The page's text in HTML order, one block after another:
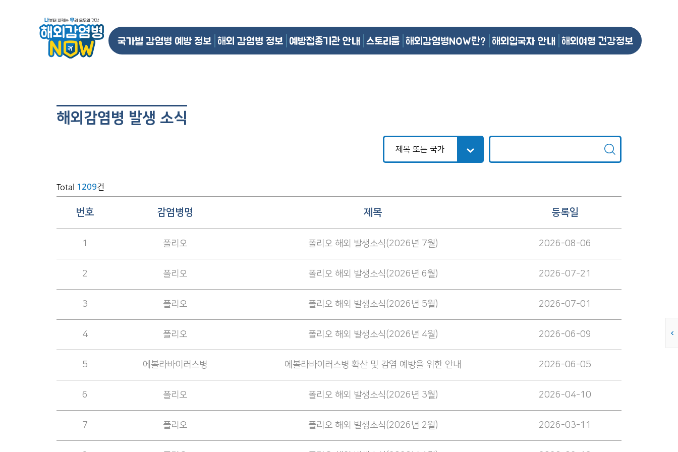
국가별 감염병 예방 정보 해외 감염병 정보 예방접종기관 안내 스토리룸 해외감염병NOW란? 해외입국자 안내 해외여행 건강정보
해외감염병 발생 소식
Total 1209건
번호 감염병명 제목 등록일
1 폴리오 폴리오 해외 발생소식(2026년 7월) 2026-08-06
2 폴리오 폴리오 해외 발생소식(2026년 6월) 2026-07-21
3 폴리오 폴리오 해외 발생소식(2026년 5월) 2026-07-01
4 폴리오 폴리오 해외 발생소식(2026년 4월) 2026-06-09
5 에볼라바이러스병 에볼라바이러스병 확산 및 감염 예방을 위한 안내 2026-06-05
6 폴리오 폴리오 해외 발생소식(2026년 3월) 2026-04-10
7 폴리오 폴리오 해외 발생소식(2026년 2월) 2026-03-11